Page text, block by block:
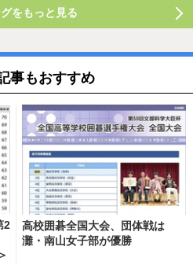
をもっと見る
事もおすすめ
2
高校囲碁全国大会、団体戦は
灘・南山女子部が優勝